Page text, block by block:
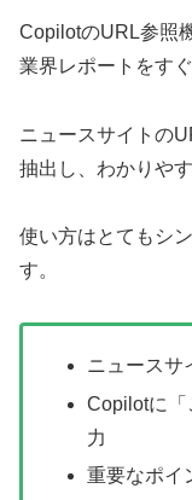
CopilotのURL参照
業界レポートをす
ニュースサイトの
抽出し、わかりや
使い方はとてもシ
す。
ニュースサ
Copilotに「
力
重要なポイ